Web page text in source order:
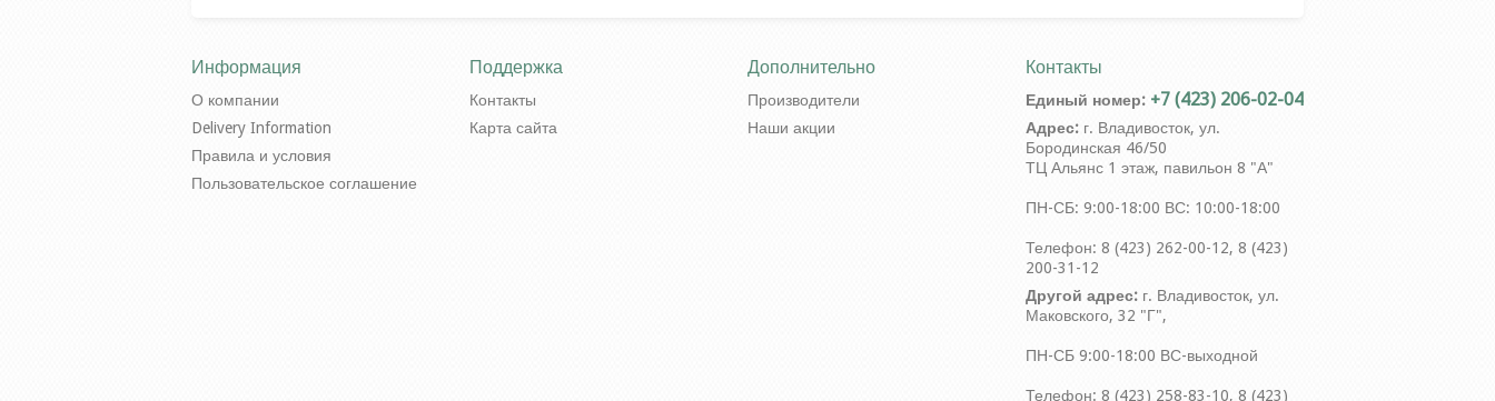
Информация
О компании
Delivery Information
Правила и условия
Пользовательское соглашение
Поддержка
Контакты
Карта сайта
Дополнительно
Производители
Наши акции
Контакты
Единый номер: +7 (423) 206-02-04
Адрес: г. Владивосток, ул.
Бородинская 46/50
ТЦ Альянс 1 этаж, павильон 8 "А"
ПН-СБ: 9:00-18:00 ВС: 10:00-18:00
Телефон: 8 (423) 262-00-12, 8 (423)
200-31-12
Другой адрес: г. Владивосток, ул.
Маковского, 32 "Г",
ПН-СБ 9:00-18:00 ВС-выходной
Телефон: 8 (423) 258-83-10, 8 (423)